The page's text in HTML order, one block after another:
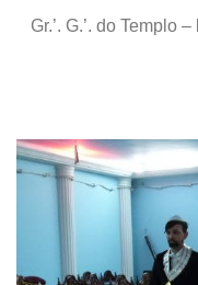
Gr.’. G.’. do Templo –